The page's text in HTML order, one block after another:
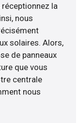
la
nous
solaires. Alors,
de panneaux
que vous
centrale
nous